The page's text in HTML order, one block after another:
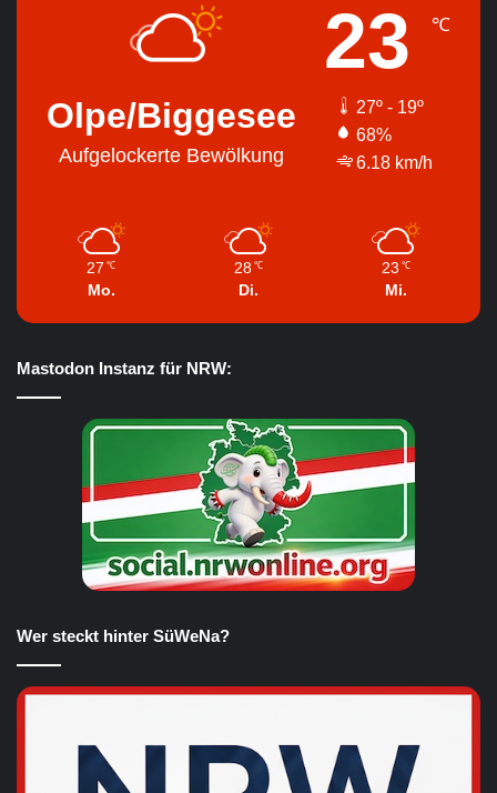
Olpe/Biggesee
Aufgelockerte Bewölkung
23 ℃
27º - 19º
68%
6.18 km/h
27 ℃
Mo.
28 ℃
Di.
23 ℃
Mi.
Mastodon Instanz für NRW:
Wer steckt hinter SüWeNa?